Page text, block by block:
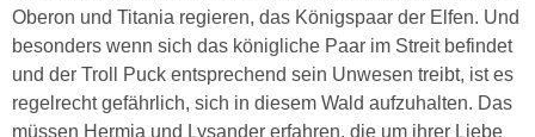
Oberon und Titania regieren, das Königspaar der Elfen. Und
besonders wenn sich das königliche Paar im Streit befindet
und der Troll Puck entsprechend sein Unwesen treibt, ist es
regelrecht gefährlich, sich in diesem Wald aufzuhalten. Das
müssen Hermia und Lysander erfahren, die um ihrer Liebe